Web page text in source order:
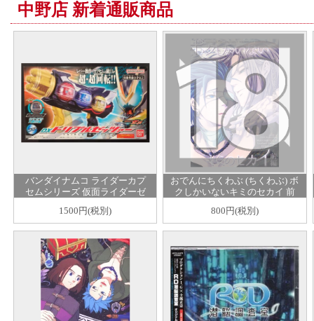
中野店 新着通販商品
バンダイナムコ ライダーカプ
セムシリーズ 仮面ライダーゼ
1500円(税別)
おでんにちくわぶ (ちくわぶ) ボ
クしかいないキミのセカイ 前
800円(税別)